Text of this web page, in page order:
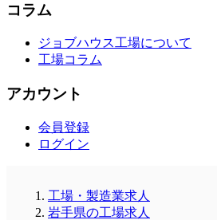
コラム
ジョブハウス工場について
工場コラム
アカウント
会員登録
ログイン
工場・製造業求人
岩手県の工場求人